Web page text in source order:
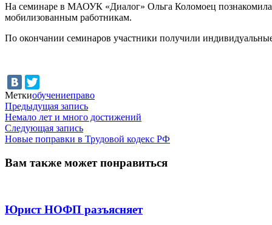
На семинаре в МАОУК «Диалог» Ольга Коломоец познакомила
мобилизованным работникам.
По окончании семинаров участники получили
Меткиобучениеправо
Навигация
по
записям
Предыдущая записьПредыдущая
запись:
Немало лет и много достижений
Следующая записьСледующая
запись:
Новые поправки в Трудовой кодекс РФ
Вам также может понравиться
Юрист НОФП разъясняет